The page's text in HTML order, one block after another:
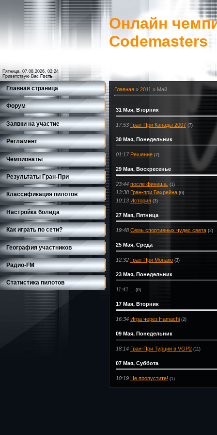
Пятница, 07.08.2026, 02:24
Приветствую Вас Гость
Онлайн
Codemasters
Главная страница
Форум
Заявки на участие
Регламент
Чемпионаты
Результаты Гран-При
Классификация пилотов
Настройка болида
Как играть по сети?
География участников
Радио-FM
Статистика пилотов
Главная » 2011 » Май
31 Мая, Вторник
17:53 Гран-При Канады 2007 (7)
30 Мая, Понедельник
01:17 Решение (7)
29 Мая, Воскресенье
23:44 после финиша. (1)
13:38 Гран-при Бахрейна (0)
10:13 История (3)
27 Мая, Пятница
19:48 Семь спортивных чудес света (2)
25 Мая, Среда
12:32 Гран-При Монако (3)
23 Мая, Понедельник
11:41 (0)
17 Мая, Вторник
16:34 Игра через Hamachi (2)
09 Мая, Понедельник
18:14 Гран-При Турции в VGP2 (11)
07 Мая, Суббота
10:19 Не пропустите! (1)